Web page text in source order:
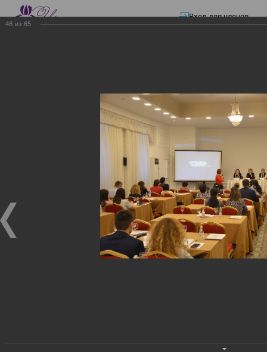
Вход для членов
Презентации Электронные счета-фактуры
Электронные счета-
Электронные счета-фактуры
Семинар "Информационная система электронных
счетов-фактур"
48 из 65